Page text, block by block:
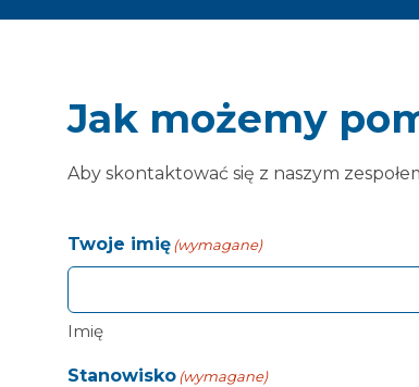
Jak możemy
Aby skontaktować się z naszym
Twoje imię(wymagane)
Imię
Stanowisko(wymagane)